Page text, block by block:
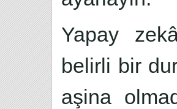
Yapay
belirli bir
aşina